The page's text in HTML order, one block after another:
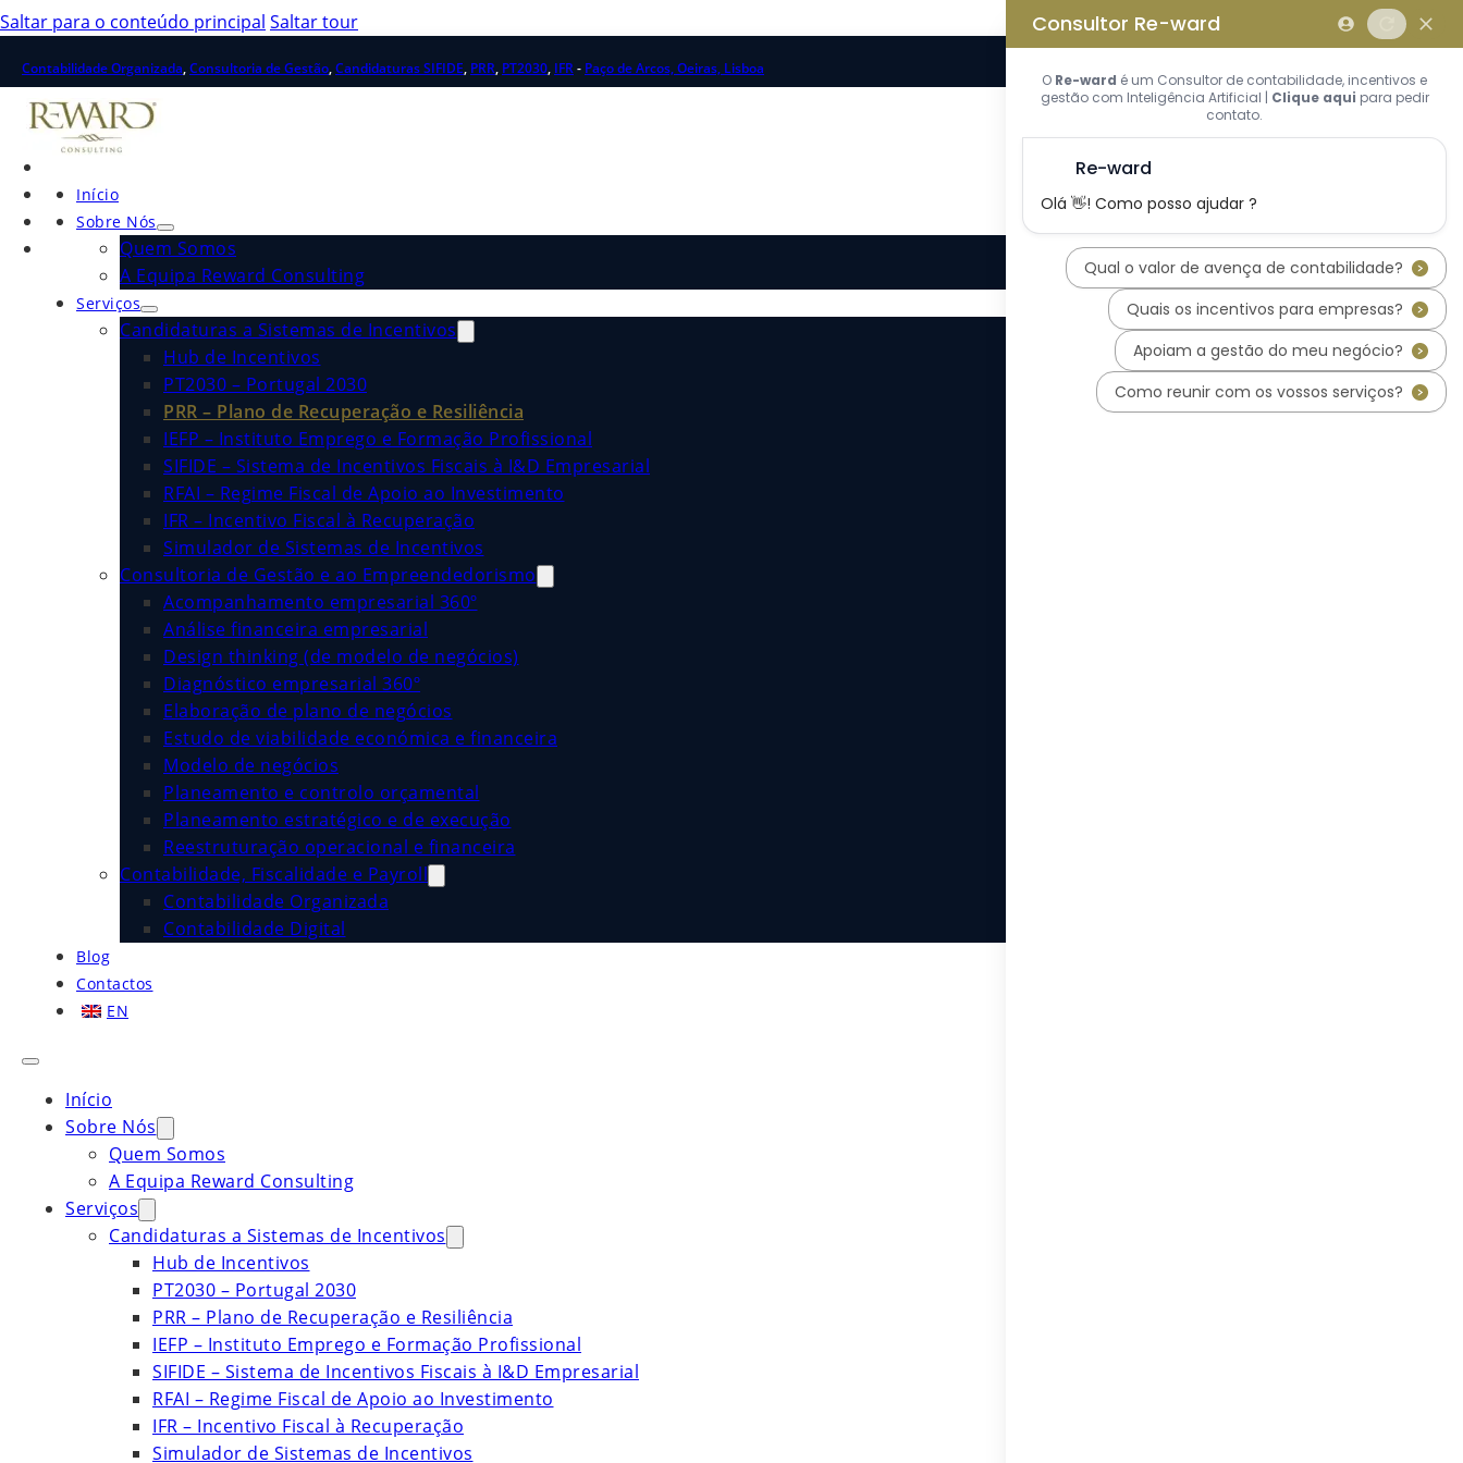
Saltar para o conteúdo principal Saltar tour
Contabilidade Organizada,Consultoria de Gestão,Candidaturas SIFIDE, PRR, PT2030, IFR- Paço de Arcos, Oeiras, Lisboa
Início
Sobre Nós
Quem Somos
A Equipa Reward Consulting
Serviços
Candidaturas a Sistemas de Incentivos
Hub de Incentivos
PT2030 – Portugal 2030
PRR – Plano de Recuperação e Resiliência
IEFP – Instituto Emprego e Formação Profissional
SIFIDE – Sistema de Incentivos Fiscais à I&D Empresarial
RFAI – Regime Fiscal de Apoio ao Investimento
IFR – Incentivo Fiscal à Recuperação
Simulador de Sistemas de Incentivos
Consultoria de Gestão e ao Empreendedorismo
Acompanhamento empresarial 360º
Análise financeira empresarial
Design thinking (de modelo de negócios)
Diagnóstico empresarial 360º
Elaboração de plano de negócios
Estudo de viabilidade económica e financeira
Modelo de negócios
Planeamento e controlo orçamental
Planeamento estratégico e de execução
Reestruturação operacional e financeira
Contabilidade, Fiscalidade e Payroll
Contabilidade Organizada
Contabilidade Digital
Blog
Contactos
EN
Início
Sobre Nós
Quem Somos
A Equipa Reward Consulting
Serviços
Candidaturas a Sistemas de Incentivos
Hub de Incentivos
PT2030 – Portugal 2030
PRR – Plano de Recuperação e Resiliência
IEFP – Instituto Emprego e Formação Profissional
SIFIDE – Sistema de Incentivos Fiscais à I&D Empresarial
RFAI – Regime Fiscal de Apoio ao Investimento
IFR – Incentivo Fiscal à Recuperação
Simulador de Sistemas de Incentivos